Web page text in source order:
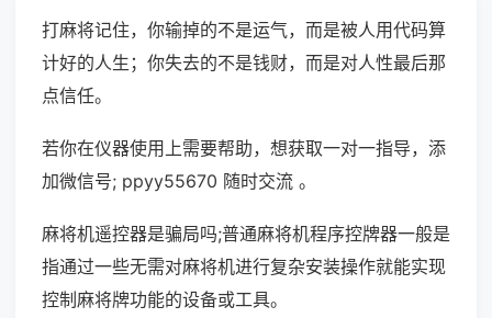
打麻将记住，你输掉的不是运气，而是被人用代码算
计好的人生；你失去的不是钱财，而是对人性最后那
点信任。
若你在仪器使用上需要帮助，想获取一对一指导，添
加微信号; ppyy55670 随时交流 。
麻将机遥控器是骗局吗;普通麻将机程序控牌器一般是
指通过一些无需对麻将机进行复杂安装操作就能实现
控制麻将牌功能的设备或工具。